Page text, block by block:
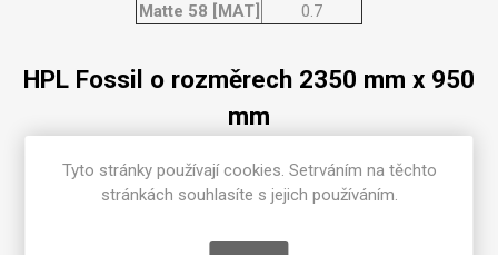
Matte 58 [MAT]
0.7
HPL Fossil o rozměrech 2350 mm x 950
mm
Dostupné tloušťky v [mm] a povrchové úpravy jsou
uvedeny v tabulce
Tyto stránky používají cookies. Setrváním na těchto
stránkách souhlasíte s jejich používáním.